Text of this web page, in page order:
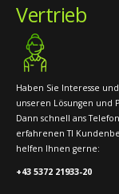
Vertrieb
Haben Sie Interesse
unseren Lösungen und
Dann schnell ans
erfahrenen TI
helfen Ihnen gerne:
+43 5372 21933-20